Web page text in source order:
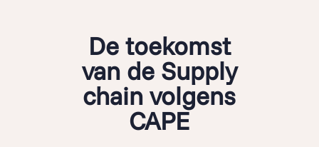
De toekomst
van de Supply
chain volgens
CAPE